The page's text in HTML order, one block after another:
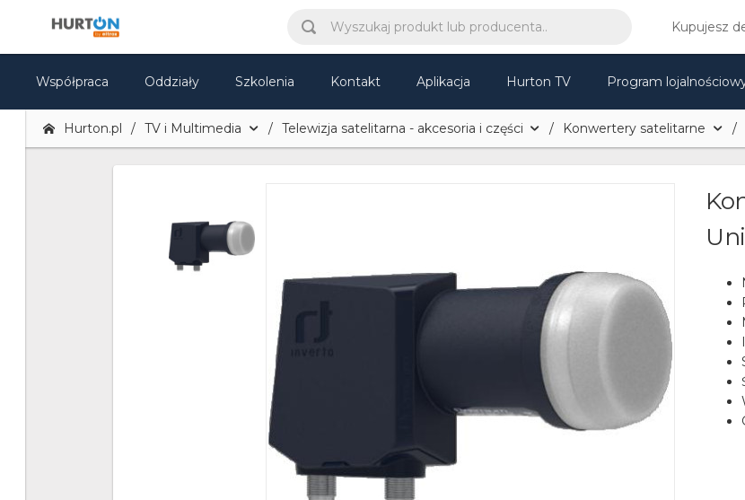
Kupujesz
Współpraca Oddziały Szkolenia Kontakt Aplikacja Hurton TV Program
Hurton.pl TV i Multimedia Telewizja satelitarna - akcesoria i części Konwertery satelitarne